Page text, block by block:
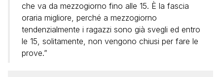
che va da mezzogiorno fino alle 15. È la fascia
oraria migliore, perché a mezzogiorno
tendenzialmente i ragazzi sono già svegli ed entro
le 15, solitamente, non vengono chiusi per fare le
prove.”